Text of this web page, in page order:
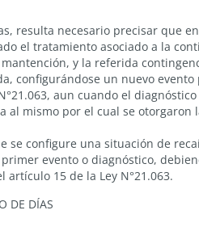
resulta necesario precisar que
el tratamiento asociado a la
y la referida
configurándose un nuevo
aun cuando el
al mismo por el cual se otorgaron
se configure una situación de
evento o diagnóstico,
artículo 15 de la Ley N°21.063.
DE DÍAS